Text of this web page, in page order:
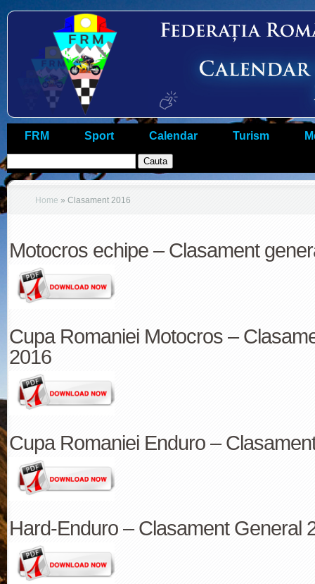
FRM Sport Calendar Turism
Home » Clasament 2016
Motocros echipe – Clasament
Cupa Romaniei Motocros –
2016
Cupa Romaniei Enduro –
Hard-Enduro – Clasament General